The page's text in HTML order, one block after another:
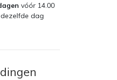
vóór 14.00
dag